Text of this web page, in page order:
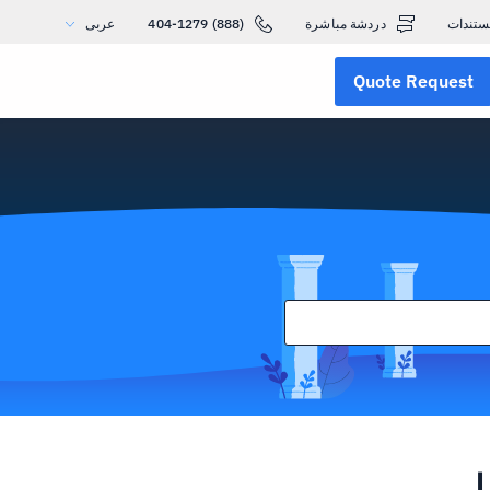
دردشة مباشرة (888) 404-1279 عربى
Quote Request